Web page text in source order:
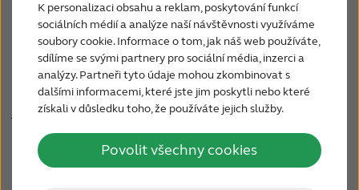
K personalizaci obsahu a reklam, poskytování funkcí
sociálních médií a analýze naší návštěvnosti využíváme
soubory cookie. Informace o tom, jak náš web používáte,
sdílíme se svými partnery pro sociální média, inzerci a
analýzy. Partneři tyto údaje mohou zkombinovat s
dalšími informacemi, které jste jim poskytli nebo které
získali v důsledku toho, že používáte jejich služby.
Povolit všechny cookies
Proč právě ReSound
Podpora a Péče
FOR JOURNALISTS
FOR PROFESSIONALS
nedoslýchavostí, slyšíte pouze velmi hlasitou řeč
nebo hlasité zvuky. Lidé s těžkou nedoslýchavostí
neuslyší běžnou konverzaci a ti, kteří trpí velmi
těžkou ztrátou sluchu, vnímají dokonce i hlasité
zvuky pouze jako vibrace. Stupeň nedoslýchavosti
je často jiný pro různé zvukové frekvence, přičemž
nejlepší sluch obvykle bývá na nízkých frekvencích.